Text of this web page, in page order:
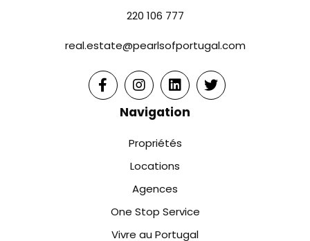
220 106 777
real.estate@pearlsofportugal.com
Navigation
Propriétés
Locations
Agences
One Stop Service
Vivre au Portugal